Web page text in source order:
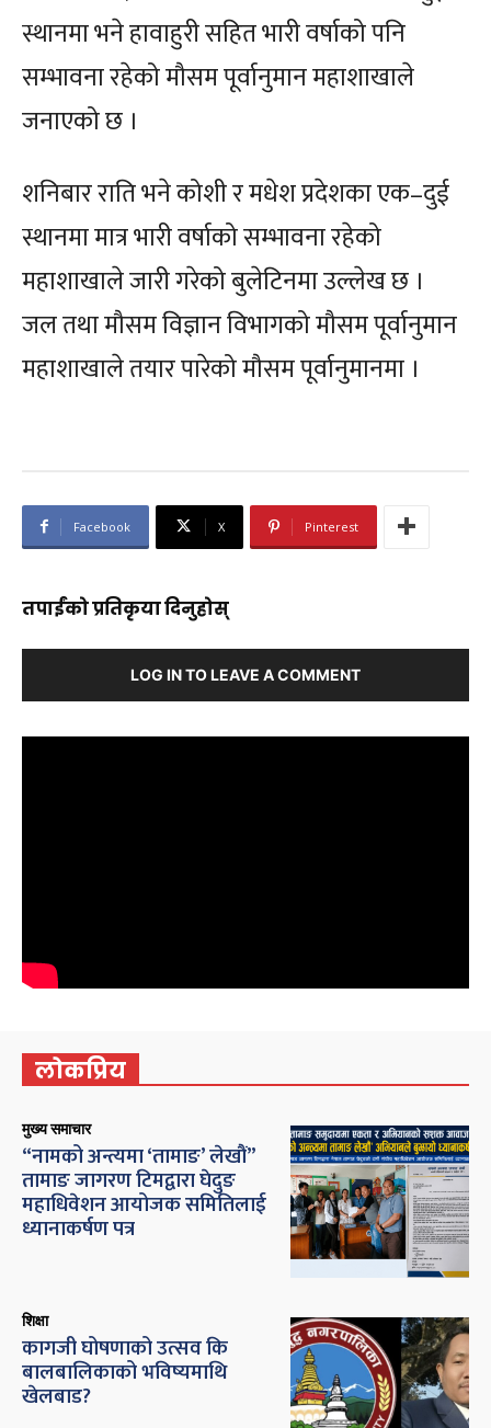
स्थानमा भने हावाहुरी सहित भारी वर्षाको पनि
सम्भावना रहेको मौसम पूर्वानुमान महाशाखाले
जनाएको छ ।
शनिबार राति भने कोशी र मधेश प्रदेशका एक–दुई
स्थानमा मात्र भारी वर्षाको सम्भावना रहेको
महाशाखाले जारी गरेको बुलेटिनमा उल्लेख छ ।
जलतथामौसमविज्ञानविभागकोमौसमपूर्वानुमान
महाशाखालेतयारपारेकोमौसमपूर्वानुमानमा ।
Facebook X Pinterest
तपाईंको प्रतिकृया दिनुहोस्
LOG IN TO LEAVE A COMMENT
लोकप्रिय
मुख्य समाचार
“नामको अन्त्यमा ‘तामाङ’ लेखौं”
तामाङ जागरण टिमद्वारा घेदुङ
महाधिवेशन आयोजक समितिलाई
ध्यानाकर्षण पत्र
शिक्षा
कागजी घोषणाको उत्सव कि
बालबालिकाको भविष्यमाथि
खेलबाड?